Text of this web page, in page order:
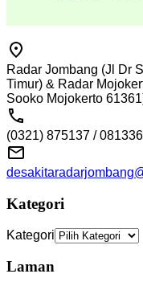
Radar Jombang (Jl Dr
Timur) & Radar
Sooko Mojokerto
(0321) 875137 /
Kategori
Kategori
Laman